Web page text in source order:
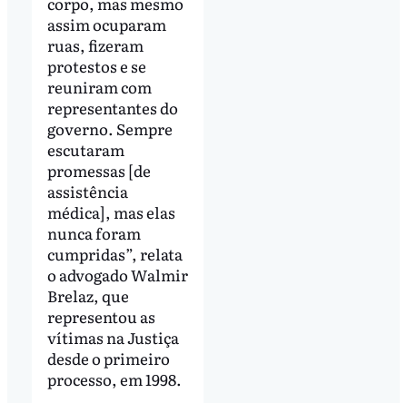
assim ocuparam
ruas, fizeram
protestos e se
reuniram com
representantes do
governo. Sempre
escutaram
promessas [de
assistência
médica], mas elas
nunca foram
cumpridas”, relata
o advogado Walmir
Brelaz, que
representou as
vítimas na Justiça
desde o primeiro
processo, em 1998.